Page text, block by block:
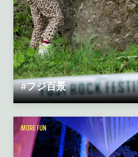
#フジ百景
MORE FUN